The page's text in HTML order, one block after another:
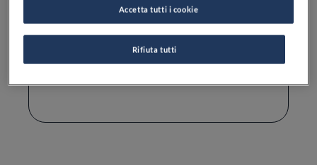
Alloro: 2 foglieRifiuta tutti
Accetta tutti i cookie